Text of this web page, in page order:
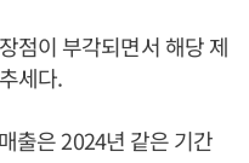
점이 부각되면서 해당 제
세다.
출은 2024년 같은 기간